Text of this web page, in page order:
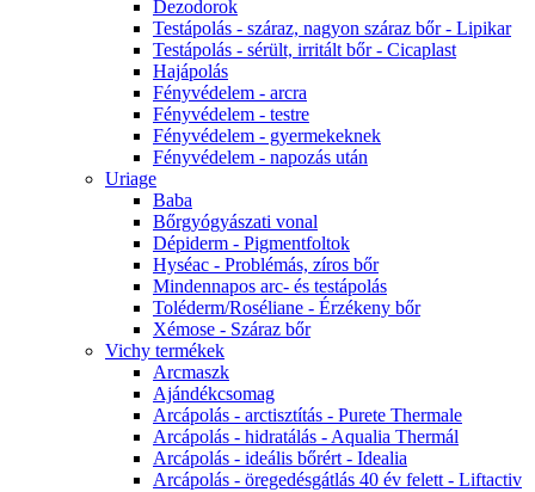
Dezodorok
Testápolás - száraz, nagyon száraz bőr - Lipikar
Testápolás - sérült, irritált bőr - Cicaplast
Hajápolás
Fényvédelem - arcra
Fényvédelem - testre
Fényvédelem - gyermekeknek
Fényvédelem - napozás után
Uriage
Baba
Bőrgyógyászati vonal
Dépiderm - Pigmentfoltok
Hyséac - Problémás, zíros bőr
Mindennapos arc- és testápolás
Toléderm/Roséliane - Érzékeny bőr
Xémose - Száraz bőr
Vichy termékek
Arcmaszk
Ajándékcsomag
Arcápolás - arctisztítás - Purete Thermale
Arcápolás - hidratálás - Aqualia Thermál
Arcápolás - ideális bőrért - Idealia
Arcápolás - öregedésgátlás 40 év felett - Liftactiv